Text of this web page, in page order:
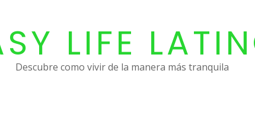
LIFE
Descubre como vivir de la manera más tranquila